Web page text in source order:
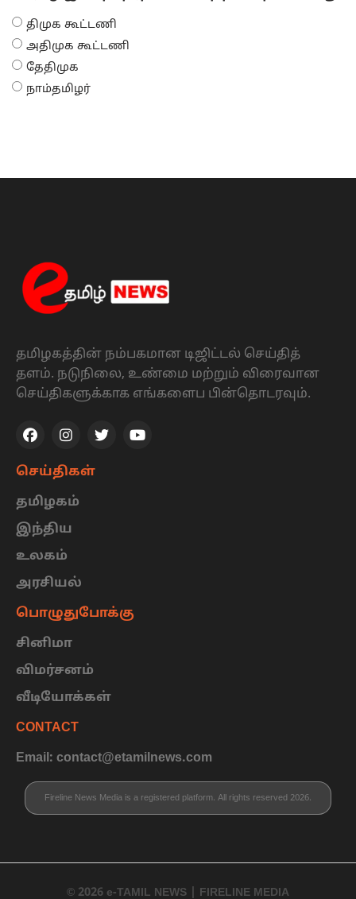
திமுக கூட்டணி
அதிமுக கூட்டணி
தேதிமுக
நாம்தமிழர்
தமிழகத்தின் நம்பகமான டிஜிட்டல் செய்தித்
தளம். நடுநிலை, உண்மை மற்றும் விரைவான
செய்திகளுக்காக எங்களைப பின்தொடரவும்.
செய்திகள்
தமிழகம்
இந்திய
உலகம்
அரசியல்
பொழுதுபோக்கு
சினிமா
விமர்சனம்
வீடியோக்கள்
CONTACT
Email: contact@etamilnews.com
Fireline News Media is a registered platform. All rights reserved 2026.
© 2026 e-TAMIL NEWS | FIRELINE MEDIA